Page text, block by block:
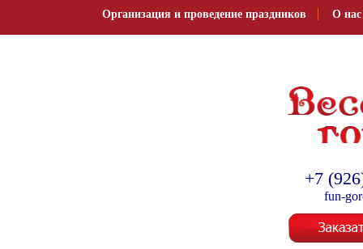
Организация и проведение праздников О нас
+7
fun-